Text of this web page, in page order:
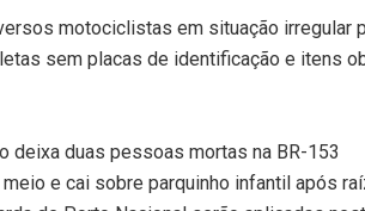
motociclistas em situação irregular
sem placas de identificação e itens
deixa duas pessoas mortas na BR-153
e cai sobre parquinho infantil após